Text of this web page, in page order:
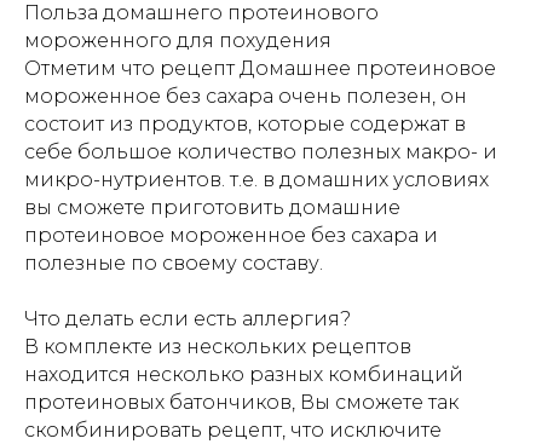
Польза домашнего протеинового
мороженного для похудения
Отметим что рецепт Домашнее протеиновое
мороженное без сахара очень полезен, он
состоит из продуктов, которые содержат в
себе большое количество полезных макро- и
микро-нутриентов. т.е. в домашних условиях
вы сможете приготовить домашние
протеиновое мороженное без сахара и
полезные по своему составу.
Что делать если есть аллергия?
В комплекте из нескольких рецептов
находится несколько разных комбинаций
протеиновых батончиков, Вы сможете так
скомбинировать рецепт, что исключите